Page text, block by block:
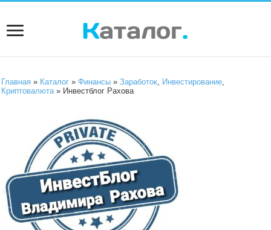
Главная » Каталог »Финансы »Заработок Инвестирование
Криптовалюта » Инвестблог Рахова